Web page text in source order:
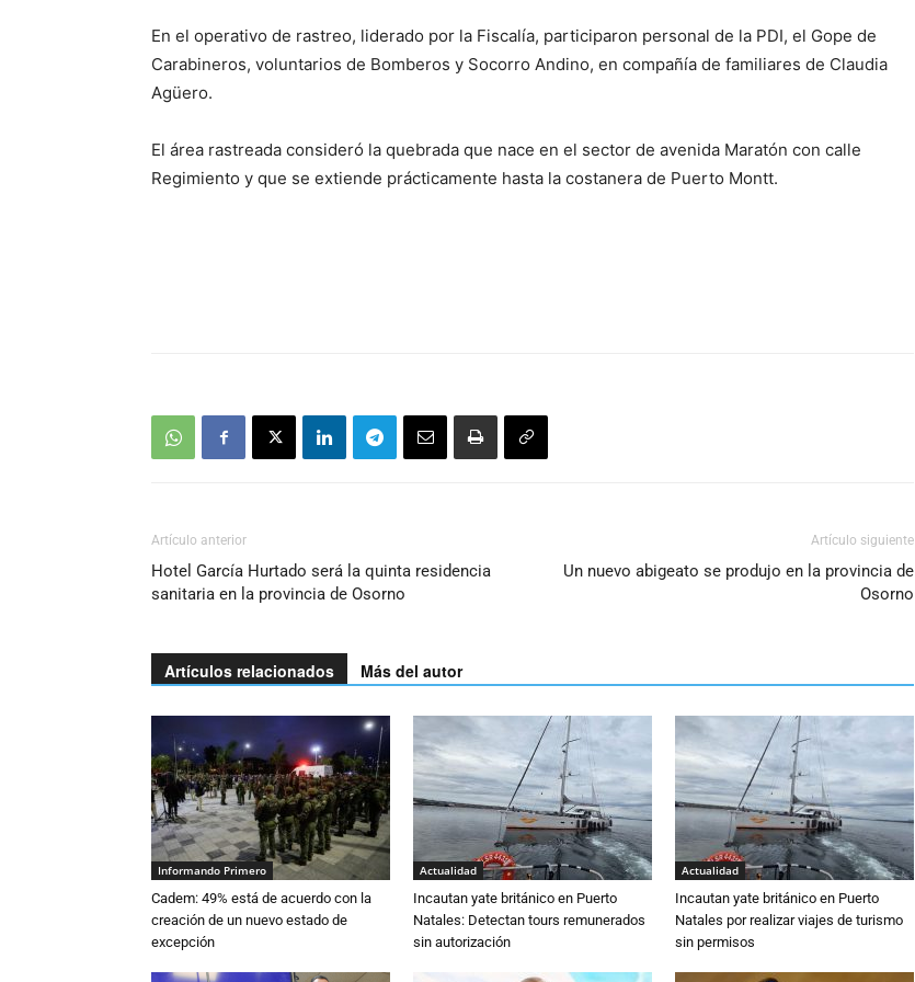
En el operativo de rastreo, liderado por la Fiscalía, participaron personal de la PDI, el Gope de
Carabineros, voluntarios de Bomberos y Socorro Andino, en compañía de familiares de Claudia
Agüero.
El área rastreada consideró la quebrada que nace en el sector de avenida Maratón con calle
Regimiento y que se extiende prácticamente hasta la costanera de Puerto Montt.
Artículo anterior
Hotel García Hurtado será la quinta residencia
sanitaria en la provincia de Osorno
Artículo siguiente
Un nuevo abigeato se produjo en la provincia de
Osorno
Artículos relacionados Más del autor
Informando Primero
Cadem: 49% está de acuerdo con la
creación de un nuevo estado de
excepción
Actualidad
Incautan yate británico en Puerto
Natales: Detectan tours remunerados
sin autorización
Actualidad
Incautan yate británico en Puerto
Natales por realizar viajes de turismo
sin permisos